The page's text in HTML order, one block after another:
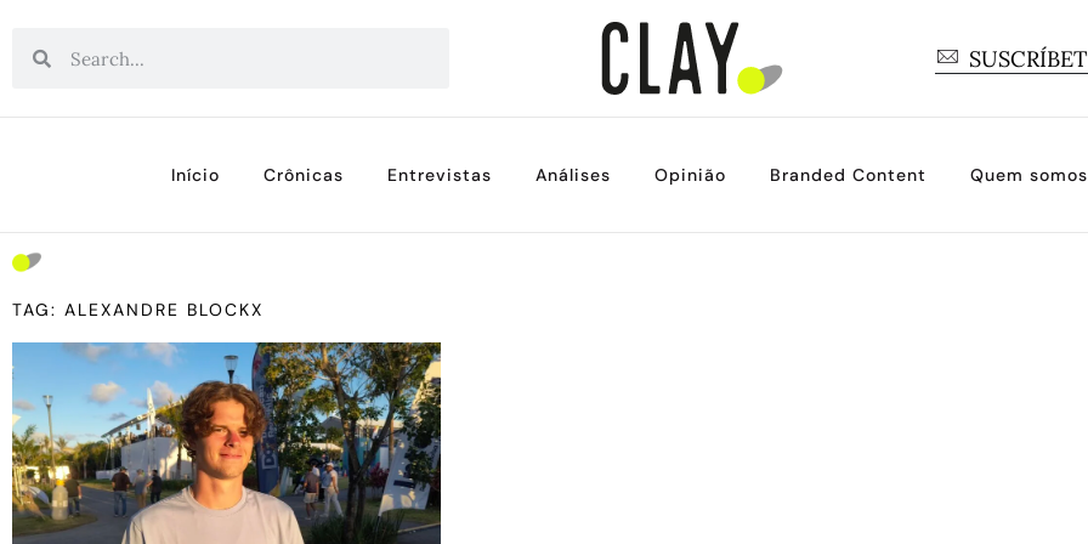
Início Crônicas Entrevistas Análises Opinião Branded Content Quem somos
TAG: ALEXANDRE BLOCKX